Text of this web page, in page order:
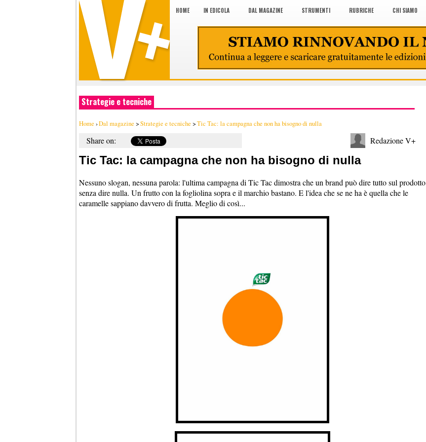
HOME IN EDICOLA DAL MAGAZINE STRUMENTI RUBRICHE CHI SIAMO
Strategie e tecniche
Home ›Dal magazine >Strategie e tecniche >Tic Tac: la campagna che non ha bisogno di nulla
Share on: Redazione V+
Tic Tac: la campagna che non ha bisogno di nulla
Nessuno slogan, nessuna parola: l'ultima campagna di Tic Tac dimostra che un brand può dire tutto sul prodotto
senza dire nulla. Un frutto con la fogliolina sopra e il marchio bastano. E l'idea che se ne ha è quella che le
caramelle sappiano davvero di frutta. Meglio di così...